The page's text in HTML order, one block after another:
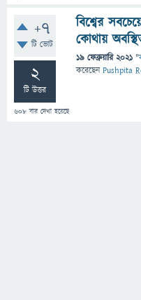
+7
টি ভোট
2
টি উত্তর
608 বার দেখা হয়েছে
বিশ্বের
কোথায়
19 ফেব্রুয়ারি 2021 "
করেছেনPushpita